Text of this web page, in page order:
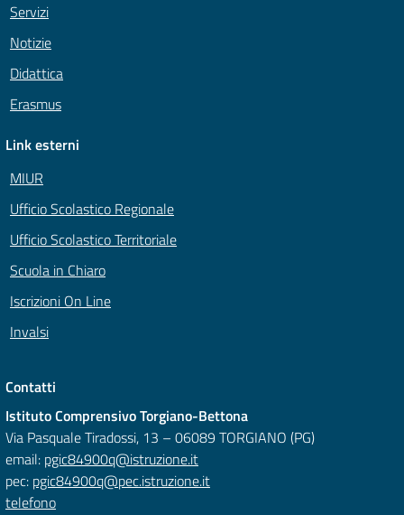
Servizi
Notizie
Didattica
Erasmus
Link esterni
MIUR
Ufficio Scolastico Regionale
Ufficio Scolastico Territoriale
Scuola in Chiaro
Iscrizioni On Line
Invalsi
Contatti
Istituto Comprensivo Torgiano-Bettona
Via Pasquale Tiradossi, 13 – 06089 TORGIANO (PG)
email: pgic84900q@istruzione.it
pec: pgic84900q@pec.istruzione.it
telefono